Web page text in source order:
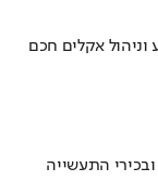
אקלים חכם
התעשייה